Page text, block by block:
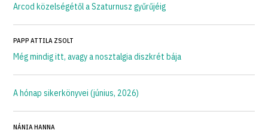
Arcod közelségétől a Szaturnusz gyűrűjéig
PAPP ATTILA ZSOLT
Még mindig itt, avagy a nosztalgia diszkrét bája
A hónap sikerkönyvei (június, 2026)
NÁNIA HANNA